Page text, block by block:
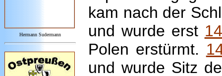
Hermann Sudermann
kam nach der
und wurde erst
Polen erstürmt.
und wurde Sitz